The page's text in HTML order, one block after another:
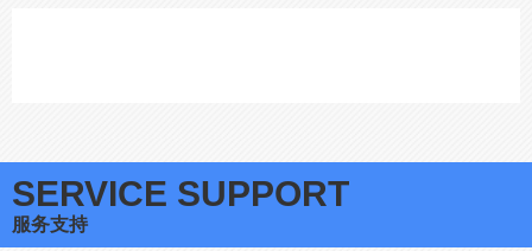
SERVICE SUPPORT
服务支持